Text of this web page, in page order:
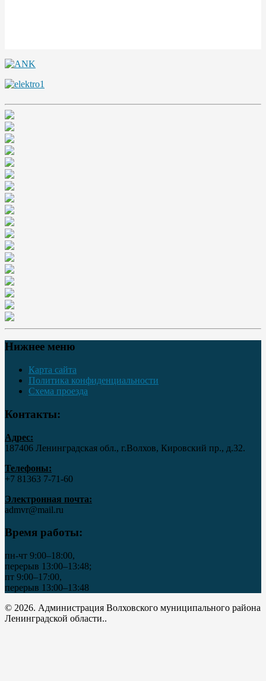
Нижнее меню
Карта сайта
Политика конфиденциальности
Схема проезда
Контакты:
Адрес:
187406 Ленинградская обл., г.Волхов, Кировский пр., д.32.
Телефоны:
+7 81363 7‑71-60
Электронная почта:
admvr@mail.ru
Время работы:
пн-чт 9:00–18:00,
перерыв 13:00–13:48;
пт 9:00–17:00,
перерыв 13:00–13:48
© 2026. Администрация Волховского муниципального района
Ленинградской области..